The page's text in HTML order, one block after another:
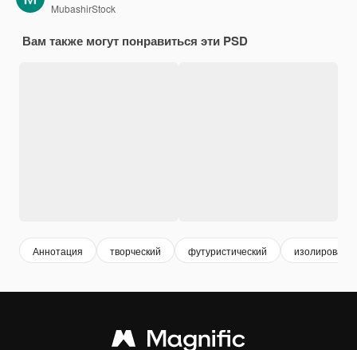
MubashirStock
Вам также могут понравиться эти PSD
Аннотация творческий футуристический